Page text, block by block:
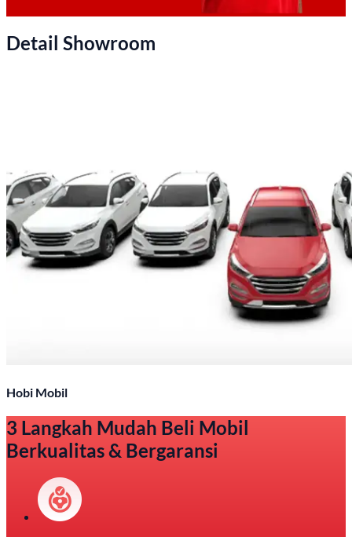
Detail Showroom
Hobi Mobil
3 Langkah Mudah Beli Mobil
Berkualitas & Bergaransi